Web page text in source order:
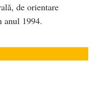
de orientare
anul 1994.